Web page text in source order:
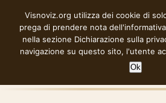
contenuto
VISNOVIZ.ORG
Visnoviz.org utilizza dei cookie di
prega di prendere nota
nella sezione Dichiarazione sulla
navigazione su questo sito, l'utente
Ok